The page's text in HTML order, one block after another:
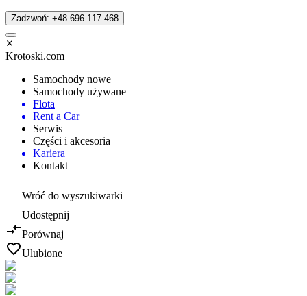
Zadzwoń: +48 696 117 468
Krotoski.com
Samochody nowe
Samochody używane
Flota
Rent a Car
Serwis
Części i akcesoria
Kariera
Kontakt
Wróć do wyszukiwarki
Udostępnij
Porównaj
Ulubione